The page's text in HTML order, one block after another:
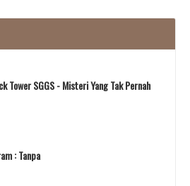
Tower SGGS - Misteri Yang Tak Pernah
: Tanpa